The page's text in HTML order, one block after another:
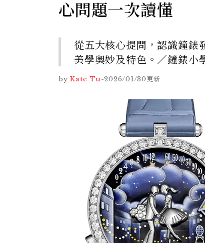
心問題一次讀懂
從五大核心提問，認識鐘
美學奧妙及特色。／鐘錶小
by Kate Tu-2026/01/30更新